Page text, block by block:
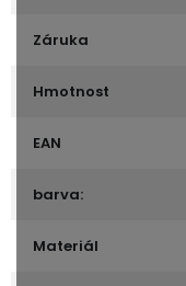
Záruka
Hmotnost
EAN
barva:
Materiál